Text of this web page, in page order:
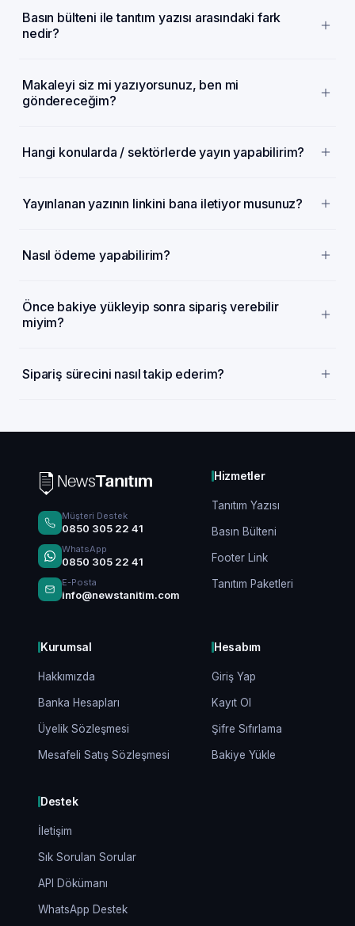
Basın bülteni ile tanıtım yazısı arasındaki fark
nedir?
Makaleyi siz mi yazıyorsunuz, ben mi
göndereceğim?
Hangi konularda / sektörlerde yayın yapabilirim?
Yayınlanan yazının linkini bana iletiyor musunuz?
Nasıl ödeme yapabilirim?
Önce bakiye yükleyip sonra sipariş verebilir
miyim?
Sipariş sürecini nasıl takip ederim?
Müşteri Destek
0850 305 22 41
WhatsApp
0850 305 22 41
E-Posta
info@newstanitim.com
Hizmetler
Tanıtım Yazısı
Basın Bülteni
Footer Link
Tanıtım Paketleri
Kurumsal
Hakkımızda
Banka Hesapları
Üyelik Sözleşmesi
Mesafeli Satış Sözleşmesi
Hesabım
Giriş Yap
Kayıt Ol
Şifre Sıfırlama
Bakiye Yükle
Destek
İletişim
Sık Sorulan Sorular
API Dökümanı
WhatsApp Destek